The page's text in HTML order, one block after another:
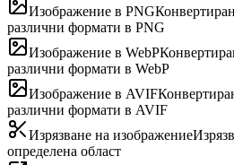
Изображение в PNG
различни формати в PNG
Изображение в WebP
различни формати в WebP
Изображение в AVIF
различни формати в AVIF
Изрязване на изображение
определена област